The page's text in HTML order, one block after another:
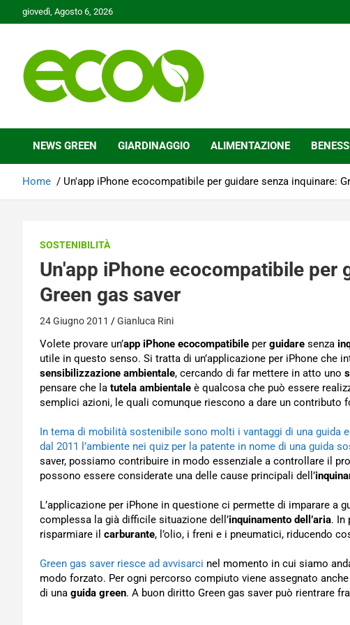
to
giovedì, Agosto 6, 2026
Ecoo.it
NEWS GREEN GIARDINAGGIO ALIMENTAZIONE
Home Un'app iPhone ecocompatibile per guidare senza inquinare:
SOSTENIBILITÀ
Un'app iPhone ecocompatibile per
Green gas saver
24 Giugno 2011 Gianluca Rini
Volete provare un’app iPhone ecocompatibile per guidare senza
utile in questo senso. Si tratta di un’applicazione per iPhone che
sensibilizzazione ambientale, cercando di far mettere in atto uno
pensare che la tutela ambientale è qualcosa che può essere
semplici azioni, le quali comunque riescono a dare un contributo
In tema di mobilità sostenibile sono molti i vantaggi di una guida
dal 2011 l’ambiente nei quiz per la patente in nome di una guida
saver, possiamo contribuire in modo essenziale a controllare il
possono essere considerate una delle cause principali dell’
L’applicazione per iPhone in questione ci permette di imparare a
complessa la già difficile situazione dell’inquinamento dell’aria. In
risparmiare il carburante, l’olio, i freni e i pneumatici, riducendo
Green gas saver riesce ad avvisarci nel momento in cui siamo
modo forzato. Per ogni percorso compiuto viene assegnato
di una guida green. A buon diritto Green gas saver può rientrare fra